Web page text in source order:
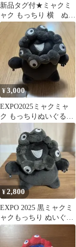
新品タグ付★ミャクミ
ャク もっちり 横 ぬい
ぐるみ マスコット 大阪
¥3,000
EXPO2025ミャクミャ
ク もっちりぬいぐるみ
【立】黒ミャク
¥2,800
EXPO 2025 黒ミャクミ
ャクもっちり ぬいぐる
みボールチェーン【ミ
ニ立】